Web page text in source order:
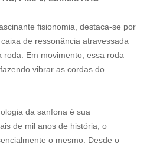
fisionomia, destaca-se por
de ressonância atravessada
Em movimento, essa roda
vibrar as cordas do
da sanfona é sua
de mil anos de história, o
o mesmo. Desde o